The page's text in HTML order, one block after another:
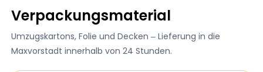
Verpackungsmaterial
Umzugskartons, Folie und Decken – Lieferung in die
Maxvorstadt innerhalb von 24 Stunden.